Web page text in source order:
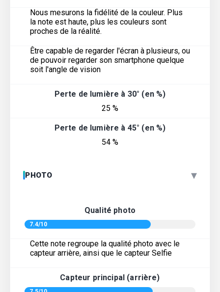
Nous mesurons la fidélité de la couleur. Plus
la note est haute, plus les couleurs sont
proches de la réalité.
Être capable de regarder l'écran à plusieurs, ou
de pouvoir regarder son smartphone quelque
soit l'angle de vision
Perte de lumière à 30° (en %)
25 %
Perte de lumière à 45° (en %)
54 %
PHOTO ▾
Qualité photo
7.4/10
Cette note regroupe la qualité photo avec le
capteur arrière, ainsi que le capteur Selfie
Capteur principal (arrière)